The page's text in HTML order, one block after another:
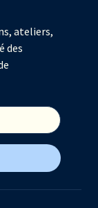
ateliers,
des